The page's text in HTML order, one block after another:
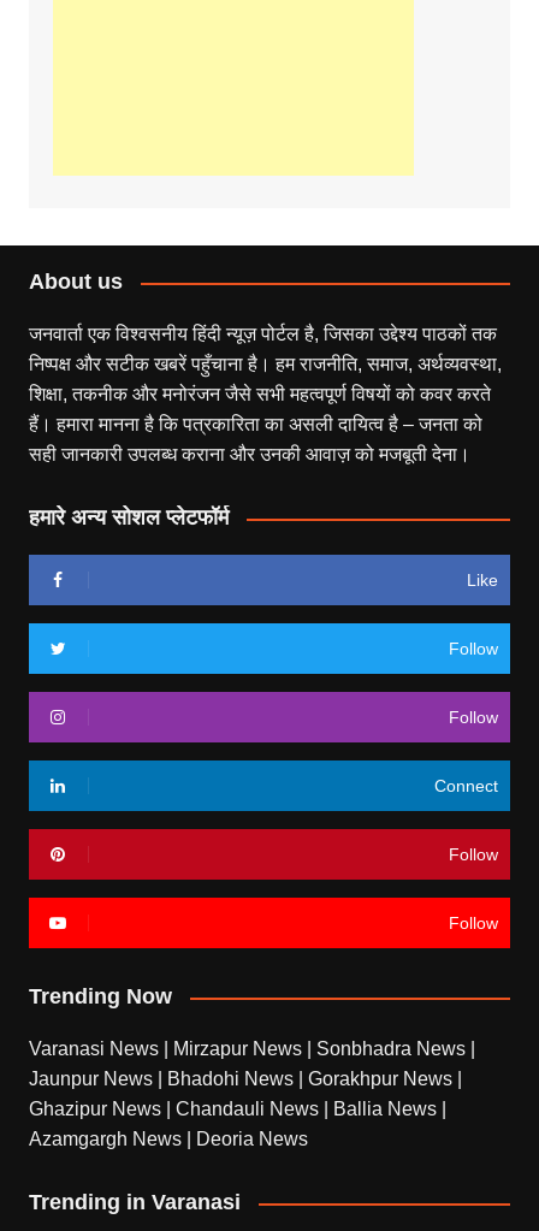
About us
जनवार्ता एक विश्वसनीय हिंदी न्यूज़ पोर्टल है, जिसका उद्देश्य पाठकों तक
निष्पक्ष और सटीक खबरें पहुँचाना है। हम राजनीति, समाज, अर्थव्यवस्था,
शिक्षा, तकनीक और मनोरंजन जैसे सभी महत्वपूर्ण विषयों को कवर करते
हैं। हमारा मानना है कि पत्रकारिता का असली दायित्व है – जनता को
सही जानकारी उपलब्ध कराना और उनकी आवाज़ को मजबूती देना।
हमारे अन्य सोशल प्लेटफॉर्म
Like
Follow
Follow
Connect
Follow
Follow
Trending Now
Varanasi News Mirzapur News Sonbhadra News
Jaunpur News
Bhadohi News Gorakhpur News
Ghazipur News
Chandauli News Ballia News
Azamgargh News
Deoria News
Trending in Varanasi